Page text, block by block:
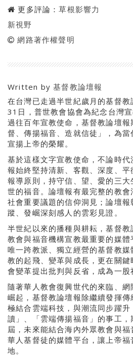
更多評論：草根影響力
新視野
網路著作權聲明
Written by基督教論壇報
在台灣已走過半世紀歲月的基督
31日，普世教會協會為紀念台灣
過往百年宣教使命，基督教論壇
督、傳揚福音、造就信徒」，為當
宣揚上帝的榮耀。
基於這樣文字宣教使命，不論時
報始終堅持清新、客觀、深度、
報導原則，持守信、望、愛的三
世的福音。論壇報有最完整的教
社會重要議題的信仰洞見；論壇
蹤、發崛深刻感人的雲彩見證。
半世紀以來的播種與耕耘，基督
教會與福音機構宣教最重要的媒體
唯一跨教派、獨立經營的基督教
教的起飛、變革與成長，更在關
會變革提出批判與反省，成為一股
隨著華人教會復興世代的來臨、
崛起，基督教論壇報除繼續發揮
極結合雲端科技，與潮流同步躍
讀」、「雲端傳揚福音」的事工
屆，未來能結合海內外眾教會與
華人基督徒的媒體平台，讓上帝
地。